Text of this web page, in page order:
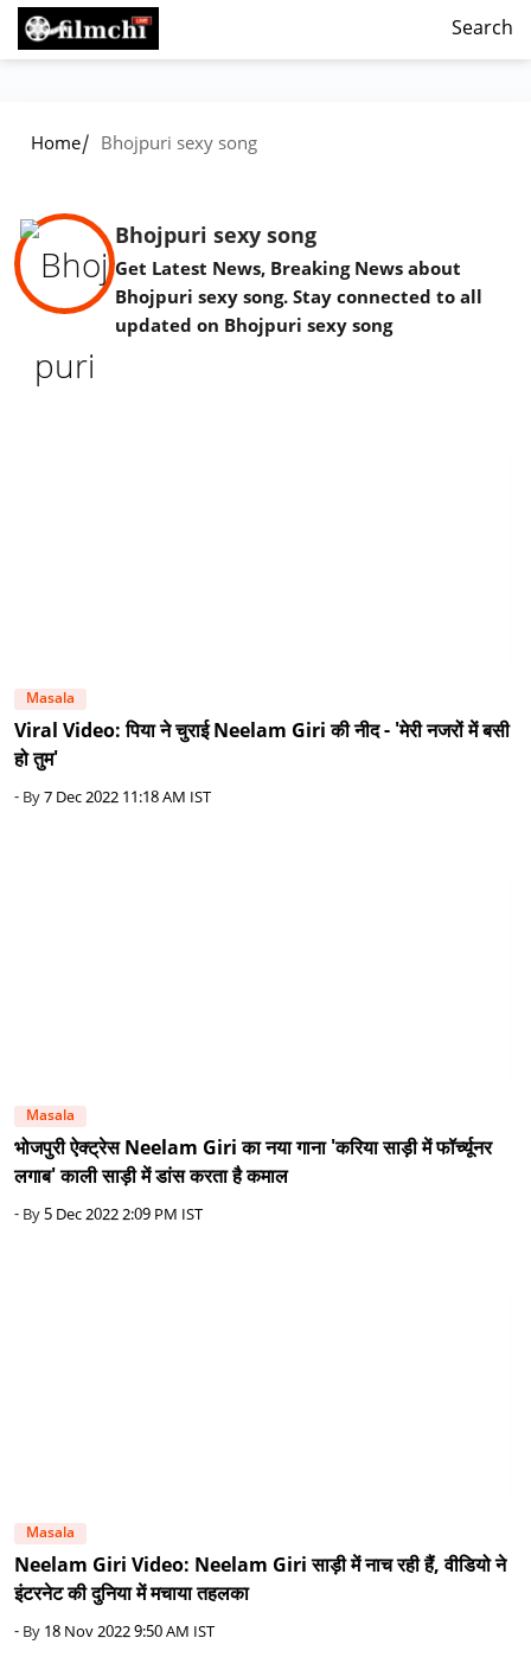
Search
Home/ Bhojpuri sexy song
Bhojpuri sexy song
Get Latest News, Breaking News about
Bhojpuri sexy song. Stay connected to all
updated on Bhojpuri sexy song
Masala
Viral Video: पिया ने चुराई Neelam Giri की नीद - 'मेरी नजरों में बसी
हो तुम'
- By7 Dec 2022 11:18 AM IST
Masala
भोजपुरी ऐक्ट्रेस Neelam Giri का नया गाना 'करिया साड़ी में फॉर्च्यूनर
लगाब' काली साड़ी में डांस करता है कमाल
- By5 Dec 2022 2:09 PM IST
Masala
Neelam Giri Video: Neelam Giri साड़ी में नाच रही हैं, वीडियो ने
इंटरनेट की दुनिया में मचाया तहलका
- By 18 Nov 2022 9:50 AM IST